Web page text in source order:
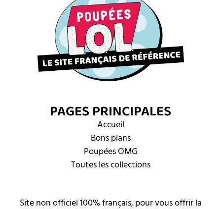
PAGES PRINCIPALES
Accueil
Bons plans
Poupées OMG
Toutes les collections
Site non officiel 100% français, pour vous offrir la